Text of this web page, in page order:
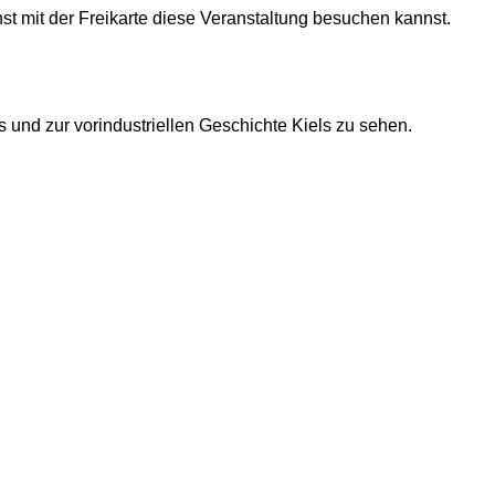
mit der Freikarte diese Veranstaltung besuchen kannst.
zur vorindustriellen Geschichte Kiels zu sehen.